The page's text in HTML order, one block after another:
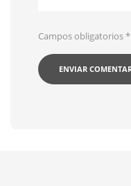
Campos obligatorios*